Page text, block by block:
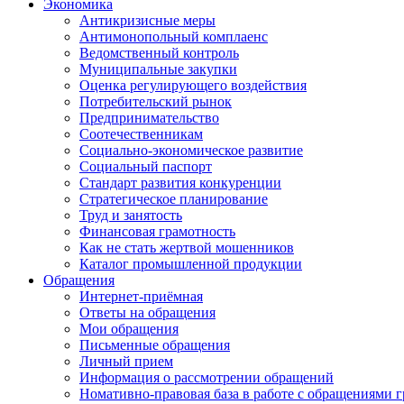
Экономика
Антикризисные меры
Антимонопольный комплаенс
Ведомственный контроль
Муниципальные закупки
Оценка регулирующего воздействия
Потребительский рынок
Предпринимательство
Соотечественникам
Социально-экономическое развитие
Социальный паспорт
Стандарт развития конкуренции
Стратегическое планирование
Труд и занятость
Финансовая грамотность
Как не стать жертвой мошенников
Каталог промышленной продукции
Обращения
Интернет-приёмная
Ответы на обращения
Мои обращения
Письменные обращения
Личный прием
Информация о рассмотрении обращений
Номативно-правовая база в работе с обращениями